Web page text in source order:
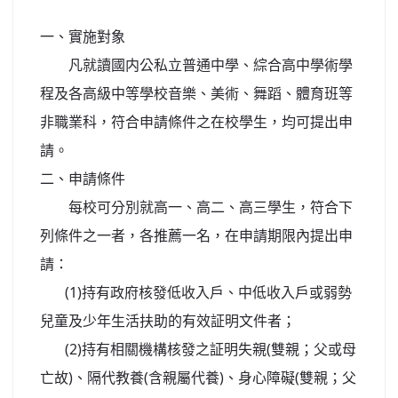
北台灣私校第一
啟英高中-汽車科榮耀桃園
啟英高中-時尚科桃園第一
一、實施對象
凡就讀國内公私立普通中學、綜合高中學術學
程及各高級中等學校音樂、美術、舞蹈、體育班等
非職業科，符合申請條件之在校學生，均可提出申
請。
二、申請條件
每校可分別就高一、高二、高三學生，符合下
列條件之一者，各推薦一名，在申請期限內提出申
請：
(1)持有政府核發低收入戶、中低收入戶或弱勢
兒童及少年生活扶助的有效証明文件者；
(2)持有相關機構核發之証明失親(雙親；父或母
亡故)、隔代教養(含親屬代養)、身心障礙(雙親；父